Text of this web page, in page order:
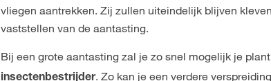
vliegen aantrekken. Zij zullen uiteindelijk blijven
vaststellen van de aantasting.
Bij een grote aantasting zal je zo snel mogelijk je
insectenbestrijder. Zo kan je een verdere